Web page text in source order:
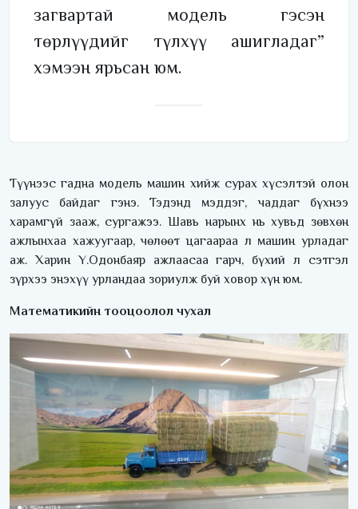
загвартай модель гэсэн
төрлүүдийг түлхүү ашигладаг”
хэмээн ярьсан юм.
Түүнээс гадна модель машин хийж сурах хүсэлтэй олон
залуус байдаг гэнэ. Тэдэнд мэддэг, чаддаг бүхнээ
харамгүй зааж, сургажээ. Шавь нарынх нь хувьд зөвхөн
ажлынхаа хажуугаар, чөлөөт цагаараа л машин урладаг
аж. Харин Ү.Одонбаяр ажлаасаа гарч, бүхий л сэтгэл
зүрхээ энэхүү урландаа зориулж буй ховор хүн юм.
Математикийн тооцоолол чухал